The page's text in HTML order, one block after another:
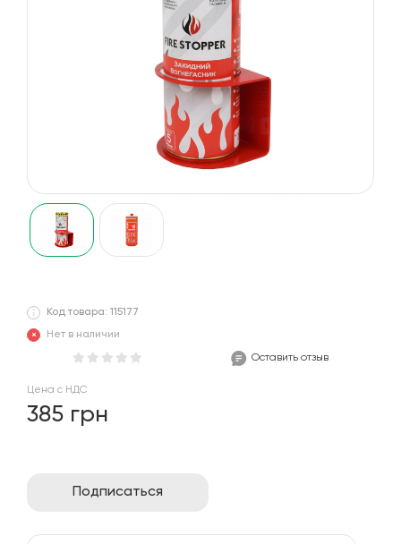
Код товара: 115177
Нет в наличии
Оставить отзыв
Цена с НДС
385 грн
Подписаться